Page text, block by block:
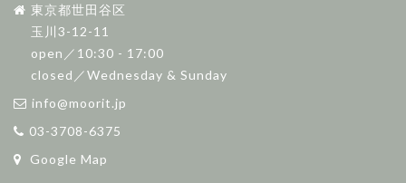
東京都世田谷区
玉川3-12-11
open／10:30 - 17:00
closed／Wednesday & Sunday
info@moorit.jp
03-3708-6375
Google Map